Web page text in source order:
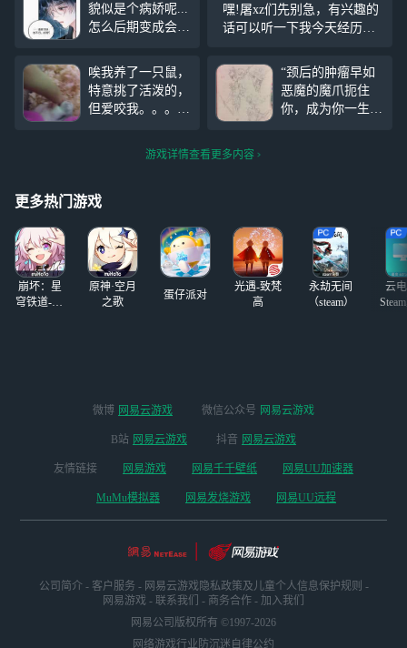
貌似是个病娇呢...
怎么后期变成会装
了...还是拒同担的
那种...os我绝对不
会告诉你我边看边
排第五人格排位结
点到取消排位了
嘿!屠xz们先别急，有兴趣的
话可以听一下我今天经历的
玩人类有被压力过不 一局训
练四人玩法救完一挂咒术后
保人过程被击倒，拉拉：XX
X躲好别被发现~XXX
唉我养了一只鼠，
特意挑了活泼的，
但爱咬我。。。爱
你们所有人打爱哭
被嗦的很惨。。。
抬头一看击球勘探
就在前面盯着我。
“颈后的肿瘤早如
恶魔的魔爪扼住
你，成为你一生的
渔女，想画的还剩
p5
#同人创作#
p6 遮半张脸鬼
游戏详情查看更多内容
更多热门游戏
崩坏：星
穹铁道-4.4
原神·空月
之歌
蛋仔派对
光遇-致梵
高
永劫无间
（steam）
云
微博 网易云游戏 微信公众号 网易云游戏
B站 网易云游戏 抖音 网易云游戏
友情链接 网易游戏 网易千千壁纸 网易UU加速器
MuMu模拟器 网易发烧游戏 网易UU远程
公司简介 - 客户服务 - 网易云游戏隐私政策及儿童个人信息保护规则 -
网易游戏 - 联系我们 - 商务合作 - 加入我们
网易公司版权所有 ©1997-2026
网络游戏行业防沉迷自律公约